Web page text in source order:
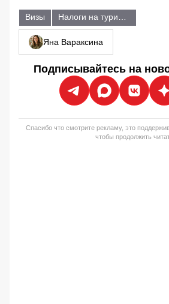
Визы
Яна Вараксина
Подписывайтесь на
Спасибо что смотрите рекламу, это
чтобы продолжить